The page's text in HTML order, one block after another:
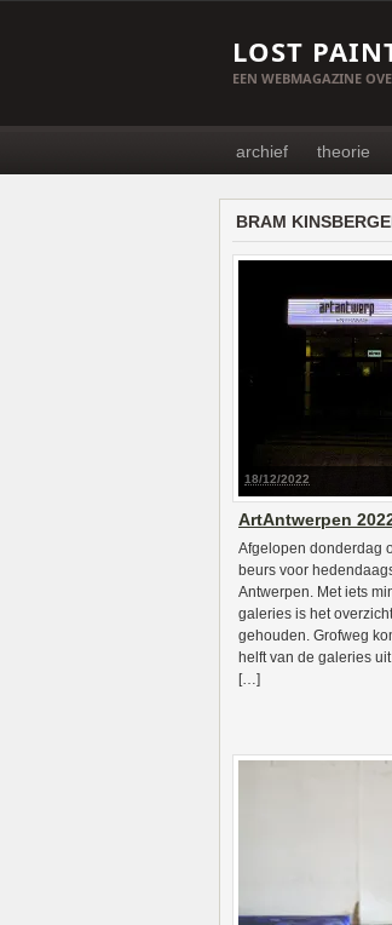
LOST
EEN WEBMAGAZINE
archief theorie
BRAM
18/12/2022
ArtAntwerpen
Afgelopen donderdag
beurs voor
Antwerpen. Met iets
galeries is het
gehouden. Grofweg
helft van de galeries
[…]